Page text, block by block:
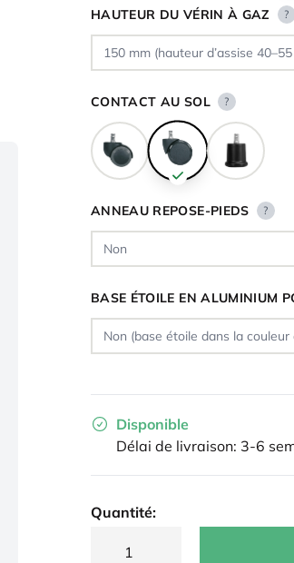
HAUTEUR DU VÉRIN À GAZ ?
CONTACT AU SOL ?
ANNEAU REPOSE-PIEDS ?
BASE ÉTOILE EN ALUMINIUM
Disponible
Délai de livraison: 3-6
Quantité: